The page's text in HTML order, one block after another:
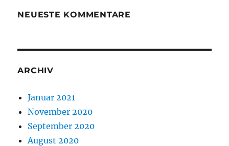
NEUESTE KOMMENTARE
ARCHIV
Januar 2021
November 2020
September 2020
August 2020